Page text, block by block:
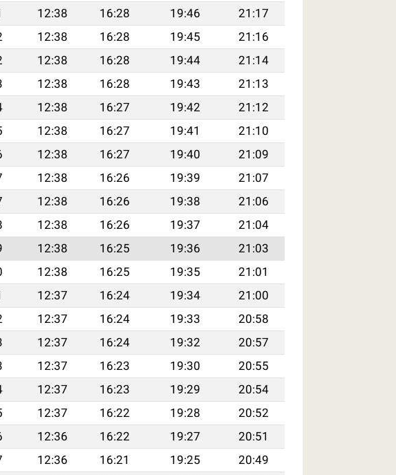
12:38 16:28 19:46
21:17
12:38 16:28 19:45
21:16
12:38 16:28 19:44
21:14
12:38 16:28 19:43
21:13
12:38 16:27 19:42
21:12
12:38 16:27 19:41
21:10
12:38 16:27 19:40
21:09
12:38 16:26 19:39
21:07
12:38 16:26 19:38
21:06
12:38 16:26 19:37
21:04
12:38 16:25 19:36
21:03
12:38 16:25 19:35
21:01
12:37 16:24 19:34
21:00
12:37 16:24 19:33
20:58
12:37 16:24 19:32
20:57
12:37 16:23 19:30
20:55
12:37 16:23 19:29
20:54
12:37 16:22 19:28
20:52
12:36 16:22 19:27
20:51
12:36 16:21 19:25
20:49